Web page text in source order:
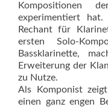
Kompositionen
experimentiert
Rechant für
ersten Solo-
Bassklarinette,
Erweiterung der
zu Nutze.
Als Komponist
einen ganz engen